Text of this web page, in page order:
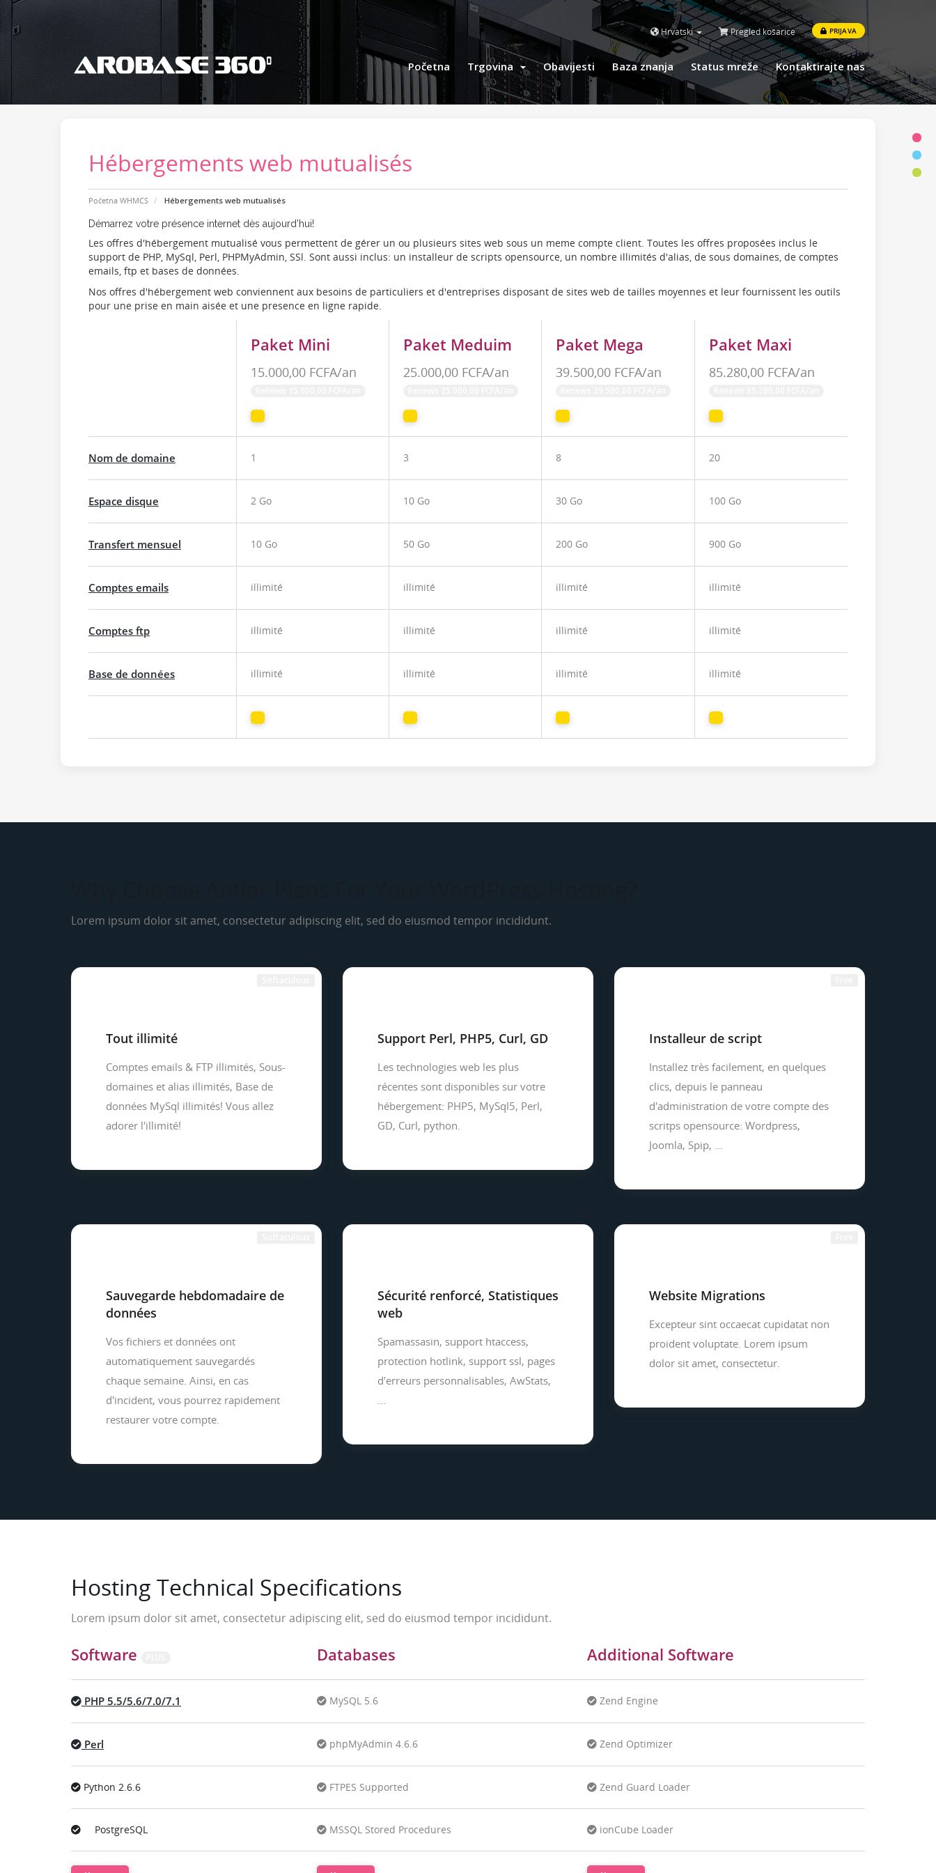
Hrvatski Pregled košarice PRIJAVA
Početna Trgovina Obavijesti Baza znanja Status mreže Kontaktirajte nas
Hébergements web mutualisés
Početna WHMCS Hébergements web mutualisés
Démarrez votre présence internet dès aujourd'hui!
Les offres d'hébergement mutualisé vous permettent de gérer un ou plusieurs sites web sous un meme compte client. Toutes les offres proposées inclus le
support de PHP, MySql, Perl, PHPMyAdmin, SSl. Sont aussi inclus: un installeur de scripts opensource, un nombre illimités d'alias, de sous domaines, de comptes
emails, ftp et bases de données.
Nos offres d'hébergement web conviennent aux besoins de particuliers et d'entreprises disposant de sites web de tailles moyennes et leur fournissent les outils
pour une prise en main aisée et une presence en ligne rapide.
Paket Mini
15.000,00 FCFA/an
Paket Meduim
25.000,00 FCFA/an
Paket Mega
39.500,00 FCFA/an
Paket Maxi
85.280,00 FCFA/an
Nom de domaine 1 3 8 20
Espace disque 2 Go 10 Go 30 Go 100 Go
Transfert mensuel 10 Go 50 Go 200 Go 900 Go
Comptes emails illimité illimité illimité illimité
Comptes ftp illimité illimité illimité illimité
Base de données illimité illimité illimité illimité
Lorem ipsum dolor sit amet, consectetur adipiscing elit, sed do eiusmod tempor incididunt.
Tout illimité
Comptes emails & FTP illimités, Sous-
domaines et alias illimités, Base de
données MySql illimités! Vous allez
adorer l'illimité!
Support Perl, PHP5, Curl, GD
Les technologies web les plus
récentes sont disponibles sur votre
hébergement: PHP5, MySql5, Perl,
GD, Curl, python.
Installeur de script
Installez très facilement, en quelques
clics, depuis le panneau
d'administration de votre compte des
scritps opensource: Wordpress,
Joomla, Spip, ...
Sauvegarde hebdomadaire de
données
Vos fichiers et données ont
automatiquement sauvegardés
chaque semaine. Ainsi, en cas
d'incident, vous pourrez rapidement
restaurer votre compte.
Sécurité renforcé, Statistiques
web
Spamassasin, support htaccess,
protection hotlink, support ssl, pages
d'erreurs personnalisables, AwStats,
...
Website Migrations
Excepteur sint occaecat cupidatat non
proident voluptate. Lorem ipsum
dolor sit amet, consectetur.
Hosting Technical Specifications
Lorem ipsum dolor sit amet, consectetur adipiscing elit, sed do eiusmod tempor incididunt.
Software Databases Additional Software
PHP 5.5/5.6/7.0/7.1 MySQL 5.6 Zend Engine
Perl phpMyAdmin 4.6.6 Zend Optimizer
Python 2.6.6 FTPES Supported Zend Guard Loader
PostgreSQL MSSQL Stored Procedures ionCube Loader